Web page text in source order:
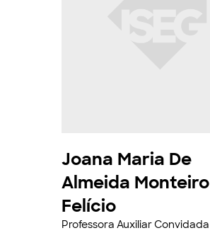
Joana Maria De
Almeida Monteiro
Felício
Professora Auxiliar Convidada